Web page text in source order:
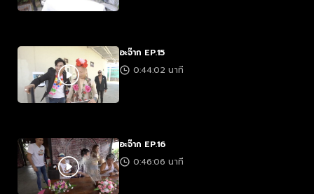
อะจ๊าก EP.15
0:44:02 นาที
อะจ๊าก EP.16
0:46:06 นาที